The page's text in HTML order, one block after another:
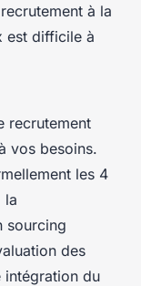
à la
est difficile à
recrutement
vos besoins.
les 4
la
sourcing
des
intégration du